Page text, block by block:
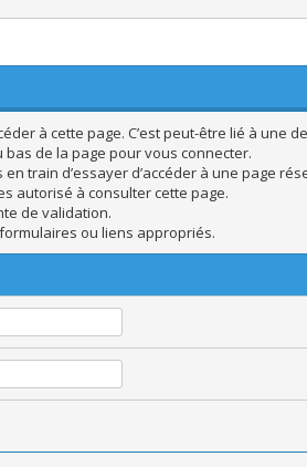
à cette page. C’est peut-être lié à une
de la page pour vous connecter.
train d’essayer d’accéder à une page
autorisé à consulter cette page.
de validation.
ou liens appropriés.